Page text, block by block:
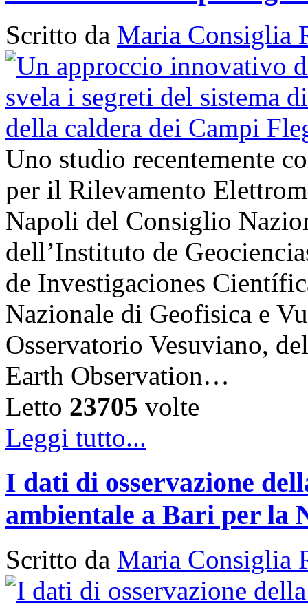
Scritto da Maria Consiglia
Uno studio recentemente
per il Rilevamento
Napoli del Consiglio
dell’Instituto de
de Investigaciones
Nazionale di Geofisica e
Osservatorio Vesuviano,
Earth Observation…
Letto 23705 volte
Leggi tutto...
I dati di osservazione
ambientale a Bari per la
Scritto da Maria Consiglia